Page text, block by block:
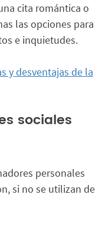
cita romántica o
las opciones para
e inquietudes.
y desventajas de la
sociales
personales
si no se utilizan de